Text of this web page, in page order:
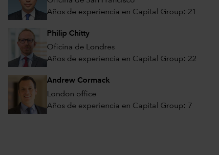
Años de experiencia en Capital Group: 21
Philip Chitty
Oficina de Londres
Años de experiencia en Capital Group: 22
Andrew Cormack
London office
Años de experiencia en Capital Group: 7